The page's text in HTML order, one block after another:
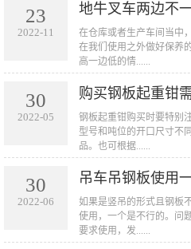
23
2022-11
地牛叉车两边不
在仓库或者生产车间当中
在我们使用之外做好保养
高一边低的情......
30
2022-05
购买钢板起重钳
钢板起重钳购买时要特别
型号和吨位的开口尺寸不
品。也可根据......
30
2022-06
吊车吊钢板使用
如果是竖吊的形式且钢板
使用，一个是不行的。问
要求使用，发......